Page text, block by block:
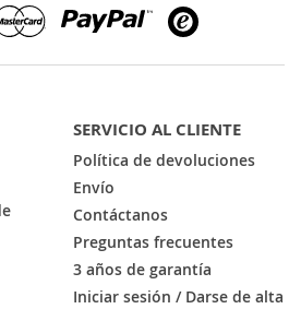
SERVICIO AL CLIENTE
Política de devoluciones
Envío
Contáctanos
Preguntas frecuentes
3 años de garantía
Iniciar sesión / Darse de alta